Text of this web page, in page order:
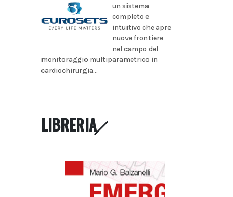
un sistema
completo e
intuitivo che apre
nuove frontiere
nel campo del
monitoraggio multiparametrico in
cardiochirurgia...
LIBRERIA